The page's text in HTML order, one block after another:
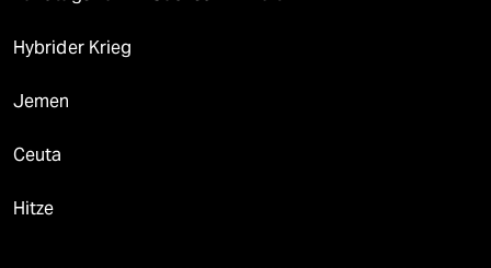
Hybrider Krieg
Jemen
Ceuta
Hitze